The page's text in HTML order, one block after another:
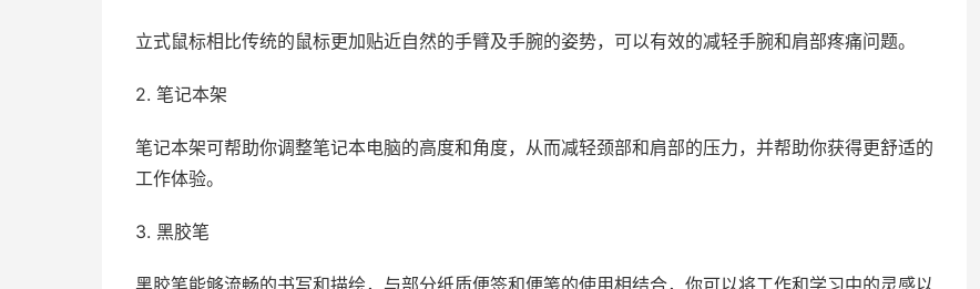
立式鼠标相比传统的鼠标更加贴近自然的手臂及手腕的姿势，可以有效的减轻手腕和肩部疼痛问题。
2. 笔记本架
笔记本架可帮助你调整笔记本电脑的高度和角度，从而减轻颈部和肩部的压力，并帮助你获得更舒适的
工作体验。
3. 黑胶笔
黑胶笔能够流畅的书写和描绘，与部分纸质便签和便笺的使用相结合，你可以将工作和学习中的灵感以